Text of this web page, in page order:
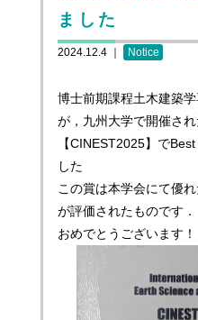
ました
2024.12.4 ｜ Notice
博士前期課程土木建築
が，九州大学で開催さ
【CINEST2025】で
した
この賞は本学会にて優
が評価されたものです．
おめでとうございます！